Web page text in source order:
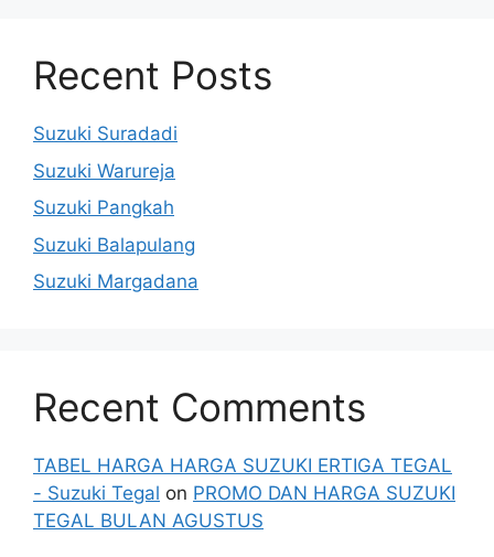
Recent Posts
Suzuki Suradadi
Suzuki Warureja
Suzuki Pangkah
Suzuki Balapulang
Suzuki Margadana
Recent Comments
TABEL HARGA HARGA SUZUKI ERTIGA TEGAL
- Suzuki Tegal on PROMO DAN HARGA SUZUKI
TEGAL BULAN AGUSTUS